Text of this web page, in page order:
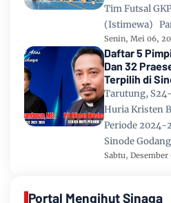
Tim Futsal
(Istimewa)
Senin, Mei 06,
Daftar 5
Dan 32
Terpilih di
67 Tahun
Tarutung,
Huria Kristen
Periode 2024-
Sinode
Sabtu, Desember
Portal Mengihut Sinaga